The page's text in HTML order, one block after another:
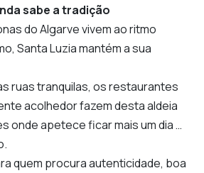
sabe a tradição
do Algarve vivem ao ritmo
Santa Luzia mantém a sua
ruas tranquilas, os restaurantes
acolhedor fazem desta aldeia
onde apetece ficar mais um dia …
quem procura autenticidade, boa